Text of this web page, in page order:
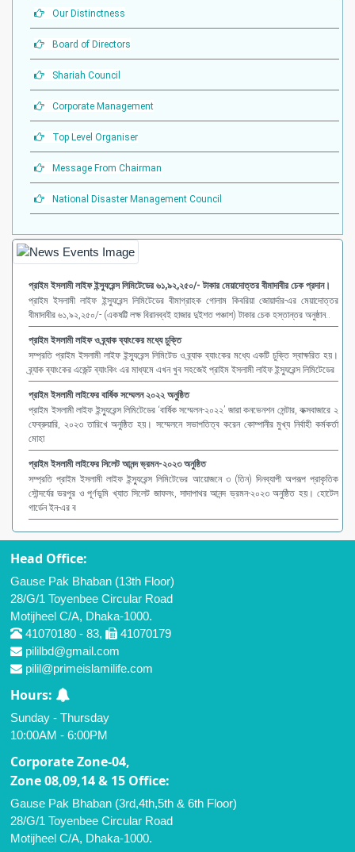
Our Distinctness
Board of Directors
Shariah Council
Corporate Management
Top Level Organiser
Message From Chairman
National Disaster Management Council
প্রাইম ইসলামী লাইফ ইন্স্যুরেন্স লিমিটেডের ৬১,৯২,২৫০/- টাকার মেয়াদোত্তর বীমাদাবীর চেক প্রদান।
প্রাইম ইসলামী লাইফ ইন্স্যুরেন্স লিমিটেডের বীমাগ্রাহক গোলাম কিবরিয়া জোয়ার্দার-এর মেয়াদোত্তর
বীমাদাবীর ৬১,৯২,২৫০/- (একষট্টি লক্ষ বিরানব্বই হাজার দুইশত পঞ্চাশ) টাকার চেক হস্তান্তর অনুষ্ঠান..
প্রাইম ইসলামী লাইফ ও ব্র্যাক ব্যাংকের মধ্যে চুক্তি
সম্প্রতি প্রাইম ইসলামী লাইফ ইন্স্যুরেন্স লিমিটেড ও ব্র্যাক ব্যাংকের মধ্যে একটি চুক্তি স্বাক্ষরিত হয়।
ব্র্যাক ব্যাংকের এজেন্ট ব্যাংকিং এর মাধ্যমে এখন খুব সহজেই প্রাইম ইসলামী লাইফ ইন্স্যুরেন্স লিমিটেডের
প্রাইম ইসলামী লাইফের বার্ষিক সম্মেলন ২০২২ অনুষ্ঠিত
প্রাইম ইসলামী লাইফ ইন্স্যুরেন্স লিমিটেডের ‘বার্ষিক সম্মেলন-২০২২’ জারা কনভেনশন সেন্টার, কক্সবাজারে ২
ফেব্রুয়ারি, ২০২৩ তারিখে অনুষ্ঠিত হয়। সম্মেলনে সভাপতিত্ব করেন কোম্পানীর মুখ্য নির্বাহী কর্মকর্তা
মোহা
প্রাইম ইসলামী লাইফের সিলেট আনন্দ ভ্রমন-২০২৩ অনুষ্ঠিত
সম্প্রতি প্রাইম ইসলামী লাইফ ইন্স্যুরেন্স লিমিটেডের আয়োজনে ৩ (তিন) দিনব্যাপী অপরূপ প্রাকৃতিক
সৌন্দর্যের ভরপুর ও পূর্ণভুমি খ্যাত সিলেট জাফলং, সাদাপাথর আনন্দ ভ্রমন-২০২৩ অনুষ্ঠিত হয়। হোটেল
গার্ডেন ইন-এর ব
Head Office:
Gause Pak Bhaban (13th Floor)
28/G/1 Toyenbee Circular Road
Motijheel C/A, Dhaka-1000.
41070180 - 83,
41070179
pililbd@gmail.com
pilil@primeislamilife.com
Hours:
Sunday - Thursday
10:00AM - 6:00PM
Corporate Zone-04,
Zone 08,09,14 & 15 Office:
Gause Pak Bhaban (3rd,4th,5th & 6th Floor)
28/G/1 Toyenbee Circular Road
Motijheel C/A, Dhaka-1000.